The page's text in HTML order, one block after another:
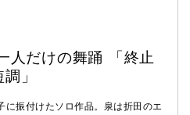
人だけの舞踊 「終止
」
に振付けたソロ作品。泉は折田のエ